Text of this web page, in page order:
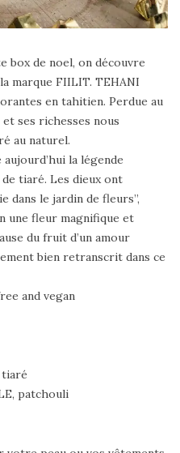
box de noel, on découvre
marque FIILIT. TEHANI
en tahitien. Perdue au
et ses richesses nous
au naturel.
la légende
tiaré. Les dieux ont
dans le jardin de fleurs”,
une fleur magnifique et
du fruit d’un amour
bien retranscrit dans ce
and vegan
tiaré
patchouli